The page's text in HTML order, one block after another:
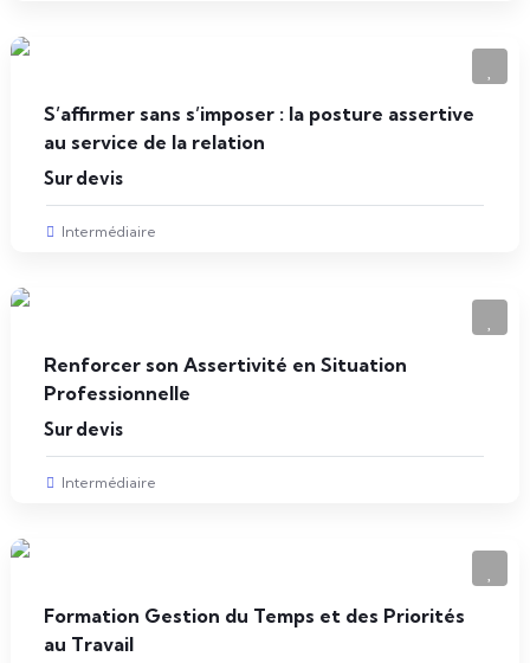
S’affirmer sans s’imposer : la posture assertive
au service de la relation
Sur devis
Intermédiaire
Renforcer son Assertivité en Situation
Professionnelle
Sur devis
Intermédiaire
Formation Gestion du Temps et des Priorités
au Travail